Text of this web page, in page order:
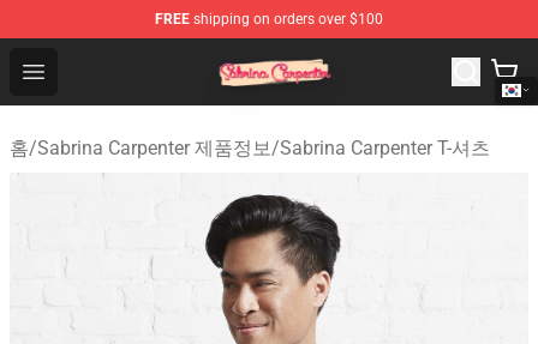
FREE shipping on orders over $100
Open menu
Sabrina Carpenter Shop - Official Sabrina Carpenter
홈/Sabrina Carpenter 제품정보/Sabrina Carpenter T-셔츠